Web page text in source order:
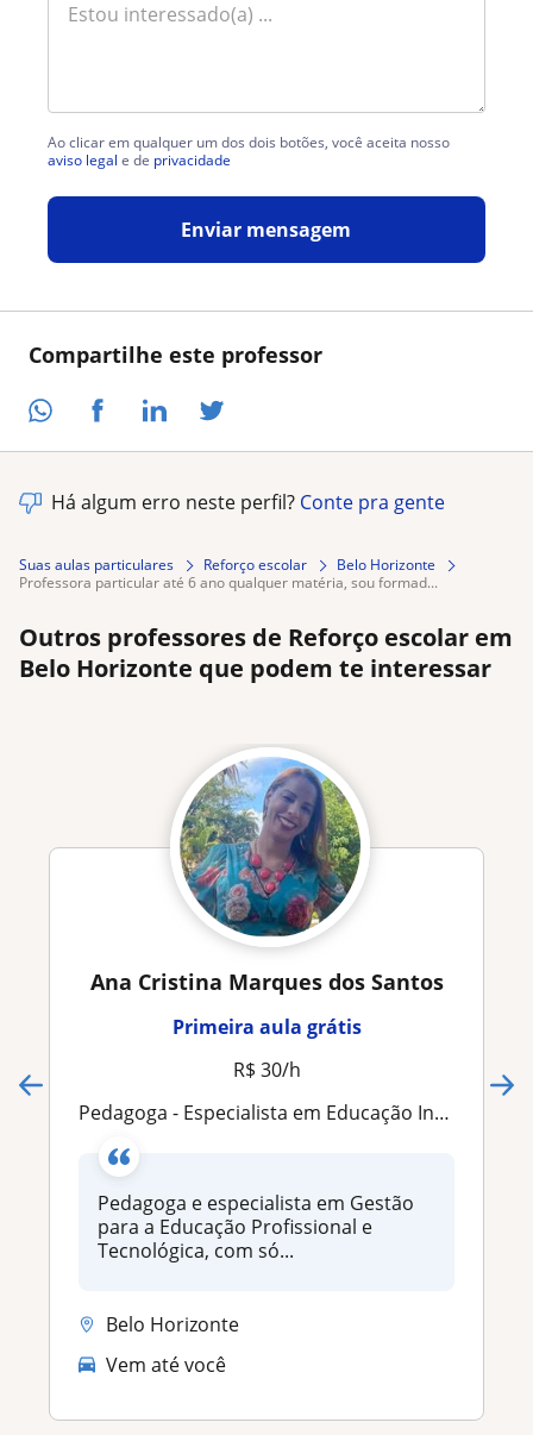
Compartilhe este professor
Ao clicar em qualquer um dos dois botões, você aceita nosso
aviso legal e de privacidade
Enviar mensagem
Há algum erro neste perfil? Conte pra gente
Suas aulas particulares Reforço escolar
Belo Horizonte
professora particular até 6 ano qualquer matéria, sou formad...
Outros professores de Reforço escolar em
Belo Horizonte que podem te interessar
Ana Cristina Marques dos Santos
Primeira aula grátis
R$ 30/h
Pedagoga - Especialista em Educação Inclusiva, Tecnológica e Reorganização Pedagógica
Pedagoga e especialista em Gestão
para a Educação Profissional e
Tecnológica, com só...
Belo Horizonte
Vem até você